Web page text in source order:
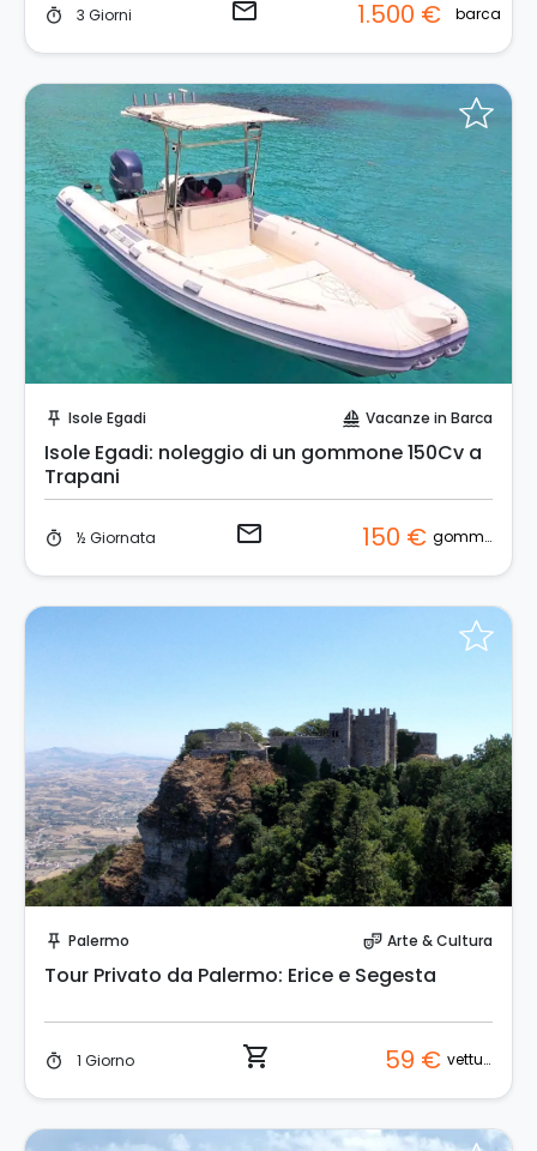
timer 3 Giorni email 1.500 € barca
push_pin Isole Egadi sailing Vacanze in Barca
Isole Egadi: noleggio di un gommone 150Cv a
Trapani
timer ½ Giornata email 150 € gommone
push_pin Palermo theater_comedy Arte & Cultura
Tour Privato da Palermo: Erice e Segesta
timer 1 Giorno shopping_cart 59 € vettura